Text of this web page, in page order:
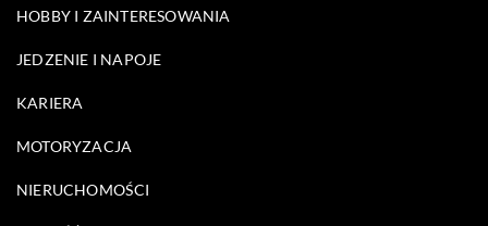
HOBBY I ZAINTERESOWANIA
JEDZENIE I NAPOJE
KARIERA
MOTORYZACJA
NIERUCHOMOŚCI